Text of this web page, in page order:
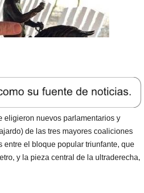
eligieron nuevos parlamentarios y
de las tres mayores coaliciones
el bloque popular triunfante, que
y la pieza central de la ultraderecha,